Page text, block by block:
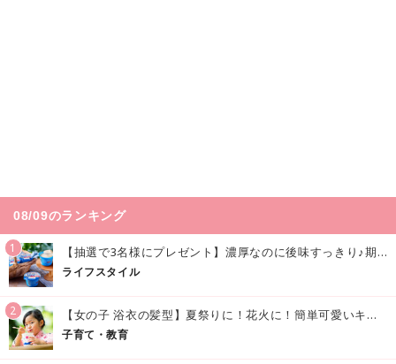
08/09のランキング
1 【抽選で3名様にプレゼント】濃厚なのに後味すっきり♪期間限定の「メイトーのなめらかプリン カルピス®入りソース」で夏を味わおう！
ライフスタイル
2 【女の子 浴衣の髪型】夏祭りに！花火に！簡単可愛いキッズの浴衣ヘアアレンジまとめ
子育て・教育